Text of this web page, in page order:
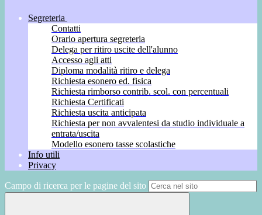
Segreteria
Contatti
Orario apertura segreteria
Delega per ritiro uscite dell'alunno
Accesso agli atti
Diploma modalità ritiro e delega
Richiesta esonero ed. fisica
Richiesta rimborso contrib. scol. con percentuali
Richiesta Certificati
Richiesta uscita anticipata
Richiesta per non avvalentesi da studio individuale a
entrata/uscita
Modello esonero tasse scolastiche
Info utili
Privacy
Campo di ricerca per le pagine del sito